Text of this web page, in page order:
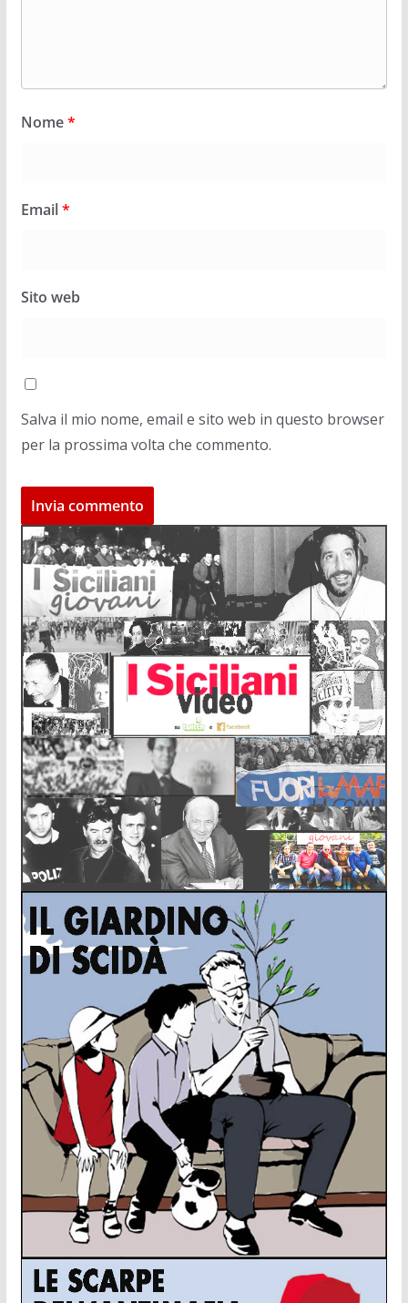
Nome*
Email*
Sito web
Salva il mio nome, email e sito web in questo browser
per la prossima volta che commento.